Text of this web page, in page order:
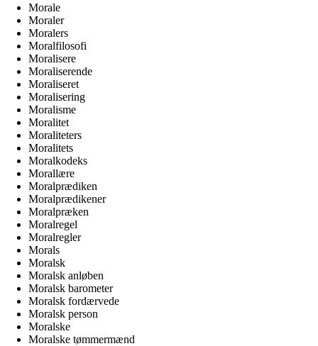
Morale
Moraler
Moralers
Moralfilosofi
Moralisere
Moraliserende
Moraliseret
Moralisering
Moralisme
Moralitet
Moraliteters
Moralitets
Moralkodeks
Morallære
Moralprædiken
Moralprædikener
Moralpræken
Moralregel
Moralregler
Morals
Moralsk
Moralsk anløben
Moralsk barometer
Moralsk fordærvede
Moralsk person
Moralske
Moralske tømmermænd